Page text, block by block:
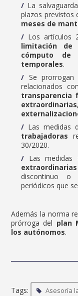
La
plazos previstos
meses de
Los artículos
limitación de
cómputo de
temporales.
Se prorrogan
relacionados
transparencia
Las medidas
trabajadoras
30/2020.
Las medidas
extraordinarias
discontinuo
periódicos que
Además la norma
prórroga del plan
los autónomos.
Tags: Asesoría